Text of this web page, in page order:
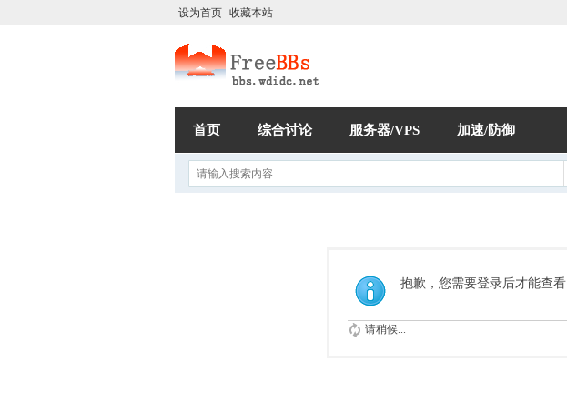
设为首页 收藏本站
首页 综合讨论 服务器/VPS 加速/防御
抱歉，您需要登录后才能查看
请稍候...